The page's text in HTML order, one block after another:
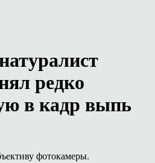
редко
в кадр выпь
фотокамеры.